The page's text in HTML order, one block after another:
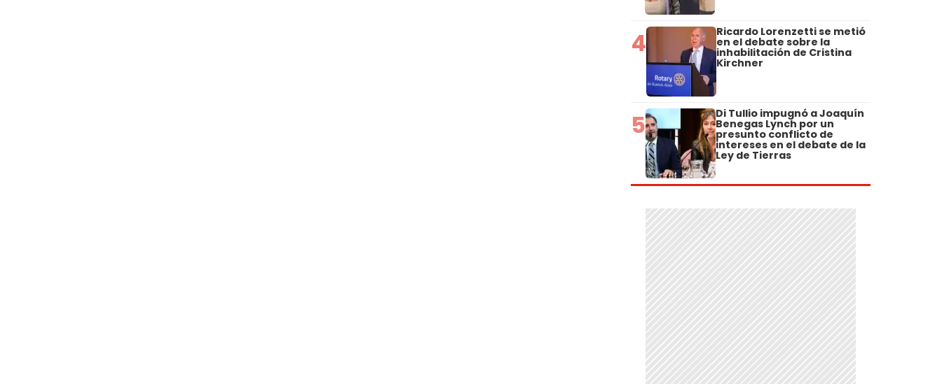
4 Ricardo Lorenzetti se metió
en el debate sobre la
inhabilitación de Cristina
Kirchner
5 Di Tullio impugnó a Joaquín
Benegas Lynch por un
presunto conflicto de
intereses en el debate de la
Ley de Tierras